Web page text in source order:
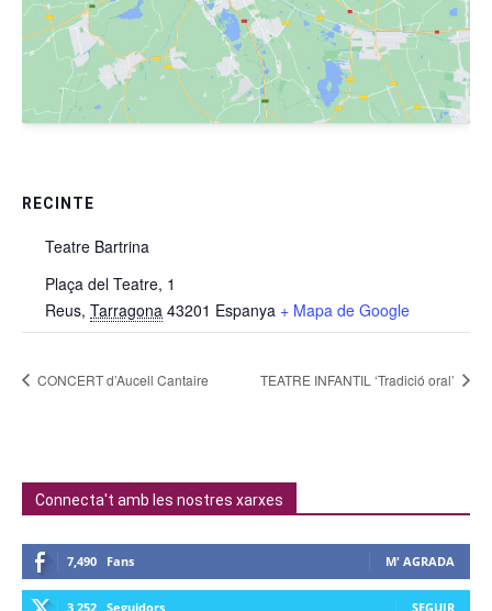
RECINTE
Teatre Bartrina
Plaça del Teatre, 1
Reus, Tarragona 43201 Espanya + Mapa de Google
CONCERT d’Aucell Cantaire TEATRE INFANTIL ‘Tradició oral’
Connecta't amb les nostres xarxes
7,490 Fans M' AGRADA
3,252 Seguidors SEGUIR